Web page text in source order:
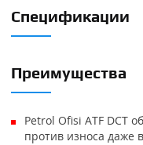
Спецификации
Преимущества
Petrol Ofisi ATF DCT
против износа даже